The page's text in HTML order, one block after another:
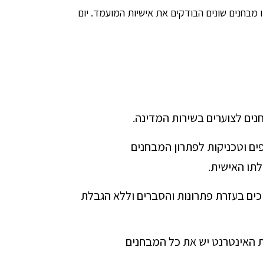
שונים הבודקים את אישיות המועמד. יום
לצוערים בשירות המדינה.
וטכניקות לפתרון המבחנים
האישית.
בעזרת פתרונות והסברים וללא הגבלת
האינטרנט יש את כל המבחנים